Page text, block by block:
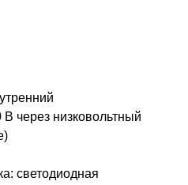
через низковольтный
светодиодная